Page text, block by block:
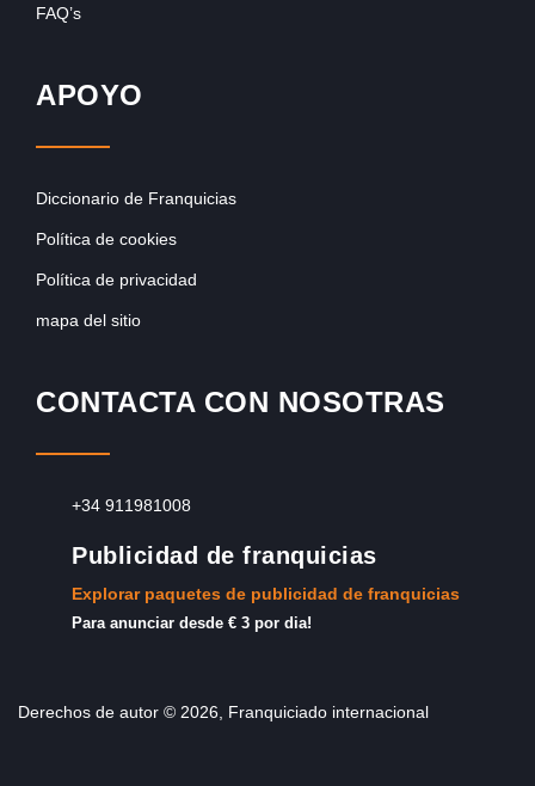
FAQ’s
APOYO
Diccionario de Franquicias
Política de cookies
Política de privacidad
mapa del sitio
CONTACTA CON NOSOTRAS
+34 911981008
Publicidad de franquicias
Explorar paquetes de publicidad de franquicias
Para anunciar desde € 3 por dia!
Derechos de autor © 2026, Franquiciado internacional